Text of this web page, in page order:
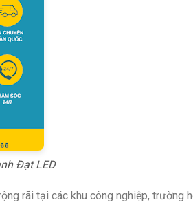
Đạt LED
rãi tại các khu công nghiệp, trường